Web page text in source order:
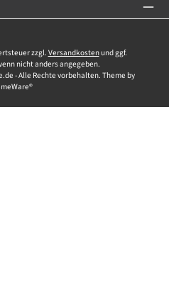
zzgl. Versandkostenund ggf.
nicht anders angegeben.
- Alle Rechte vorbehalten. Theme by